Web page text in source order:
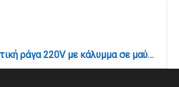
Χωνευτή μαγνητική ράγα 220V με κάλυμμα σε μαύρη απόχρωση D:2m (TRM20022)